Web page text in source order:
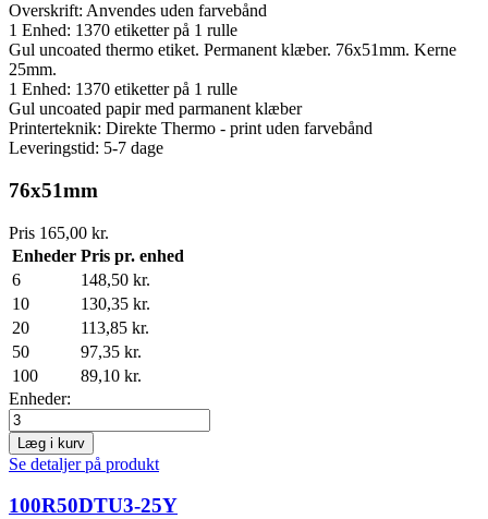
Overskrift: Anvendes uden farvebånd
1 Enhed: 1370 etiketter på 1 rulle
Gul uncoated thermo etiket. Permanent klæber. 76x51mm. Kerne
25mm.
1 Enhed: 1370 etiketter på 1 rulle
Gul uncoated papir med parmanent klæber
Printerteknik: Direkte Thermo - print uden farvebånd
Leveringstid: 5-7 dage
76x51mm
Pris 165,00 kr.
Enheder Pris pr. enhed
6
148,50 kr.
10
130,35 kr.
20
113,85 kr.
50
97,35 kr.
100
89,10 kr.
Enheder:
Læg i kurv
Se detaljer på produkt
100R50DTU3-25Y